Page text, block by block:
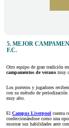
5. MEJOR
F.C.
Otro equipo de gran tradición
campamentos de verano muy
Los porteros y jugadores reciben
con su método de
muy alto.
El Campus Liverpool cuenta
confeccionándose como una
mostrar sus habilidades ante